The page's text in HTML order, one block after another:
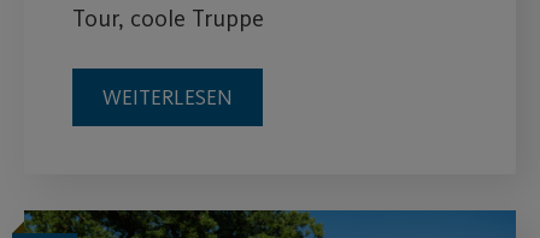
Tour, coole Truppe
WEITERLESEN